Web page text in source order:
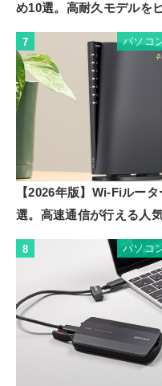
め10選。高耐久モデルを
7 パソコ
【2026年版】Wi-Fiルー
選。高速通信が行える人
8 パソコ